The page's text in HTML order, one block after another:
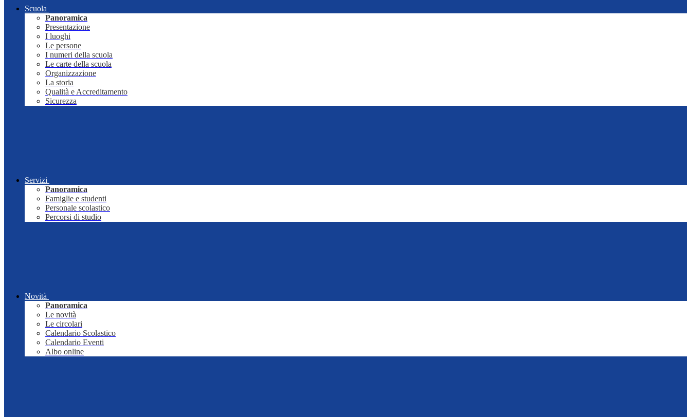
Scuola
Panoramica
Presentazione
I luoghi
Le persone
I numeri della scuola
Le carte della scuola
Organizzazione
La storia
Qualità e Accreditamento
Sicurezza
Servizi
Panoramica
Famiglie e studenti
Personale scolastico
Percorsi di studio
Novità
Panoramica
Le novità
Le circolari
Calendario Scolastico
Calendario Eventi
Albo online